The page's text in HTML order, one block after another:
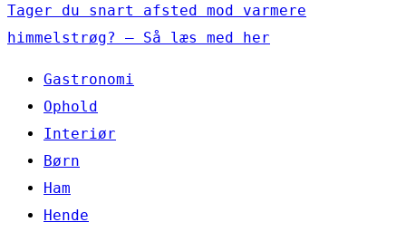
Tager du snart afsted mod varmere
himmelstrøg? – Så læs med her
Gastronomi
Ophold
Interiør
Børn
Ham
Hende